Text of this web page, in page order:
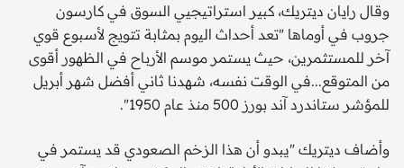
وقال رايان ديتريك، كبير استراتيجيي السوق في كارسون
جروب في أوماها "تعد أحداث اليوم بمثابة تتويج لأسبوع قوي
آخر للمستثمرين، حيث يستمر موسم الأرباح في الظهور أقوى
من المتوقع...في الوقت نفسه، شهدنا ثاني أفضل شهر أبريل
للمؤشر ستاندرد آند بورز 500 منذ عام 1950".
وأضاف ديتريك "يبدو أن هذا الزخم الصعودي قد يستمر في